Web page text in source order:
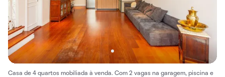
Casa de 4 quartos mobiliada à venda. Com 2 vagas na garagem, piscina e